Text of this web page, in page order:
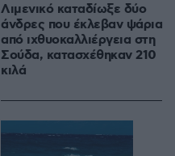
Λιμενικό καταδίωξε δύο
άνδρες που έκλεβαν ψάρια
από ιχθυοκαλλιέργεια στη
Σούδα, κατασχέθηκαν 210
κιλά